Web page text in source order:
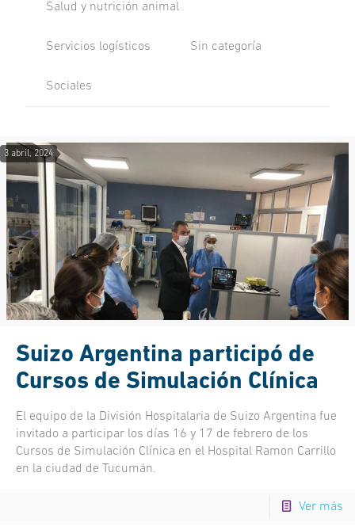
Salud y nutrición animal
Servicios logísticos Sin categoría
Sociales
3 abril, 2024
Suizo Argentina participó de
Cursos de Simulación Clínica
El equipo de la División Hospitalaria de Suizo Argentina fue
invitado a participar los días 16 y 17 de febrero de los
Cursos de Simulación Clínica en el Hospital Ramon Carrillo
en la ciudad de Tucumán.
Ver más